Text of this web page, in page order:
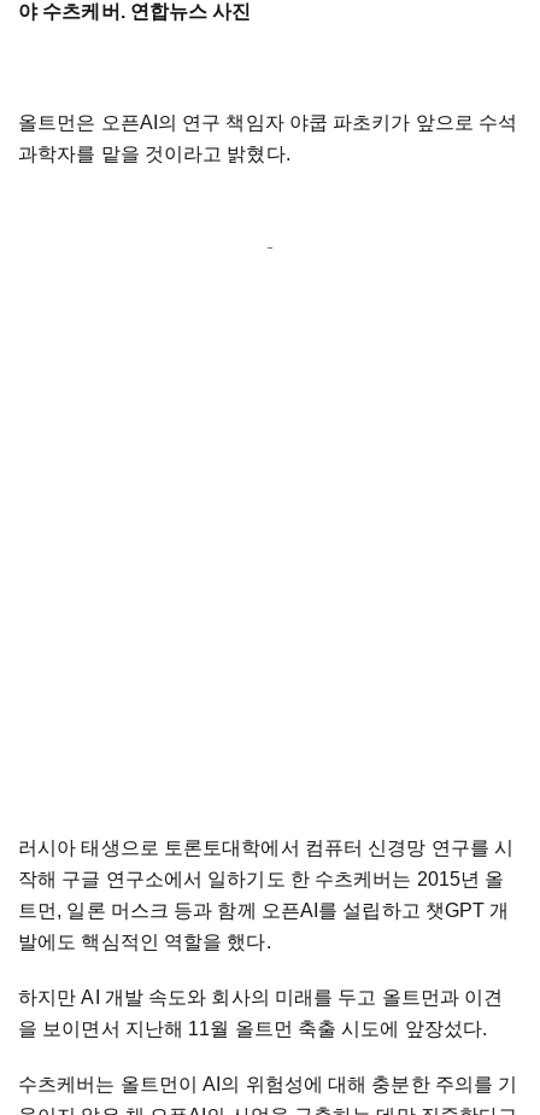
야 수츠케버. 연합뉴스 사진
올트먼은 오픈AI의 연구 책임자 야쿱 파초키가 앞으로 수석
과학자를 맡을 것이라고 밝혔다.
러시아 태생으로 토론토대학에서 컴퓨터 신경망 연구를 시
작해 구글 연구소에서 일하기도 한 수츠케버는 2015년 올
트먼, 일론 머스크 등과 함께 오픈AI를 설립하고 챗GPT 개
발에도 핵심적인 역할을 했다.
하지만 AI 개발 속도와 회사의 미래를 두고 올트먼과 이견
을 보이면서 지난해 11월 올트먼 축출 시도에 앞장섰다.
수츠케버는 올트먼이 AI의 위험성에 대해 충분한 주의를 기